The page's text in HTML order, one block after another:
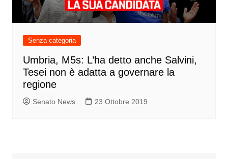
Senza categoria
Umbria, M5s: L’ha detto anche Salvini,
Tesei non è adatta a governare la
regione
Senato News 23 Ottobre 2019